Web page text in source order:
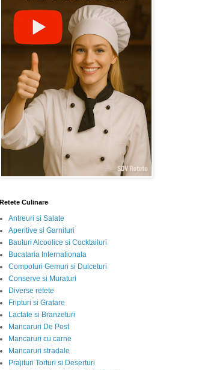
Retete Culinare
Antreuri si Salate
Aperitive si Garnituri
Bauturi Alcoolice si Cocktailuri
Bucataria Internationala
Compoturi Gemuri si Dulceturi
Conserve si Muraturi
Diverse retete
Fripturi si Gratare
Lactate si Branzeturi
Mancaruri De Post
Mancaruri cu carne
Mancaruri stradale
Prajituri Torturi si Deserturi